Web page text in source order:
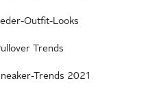
Outfit-Looks
Trends
Trends 2021